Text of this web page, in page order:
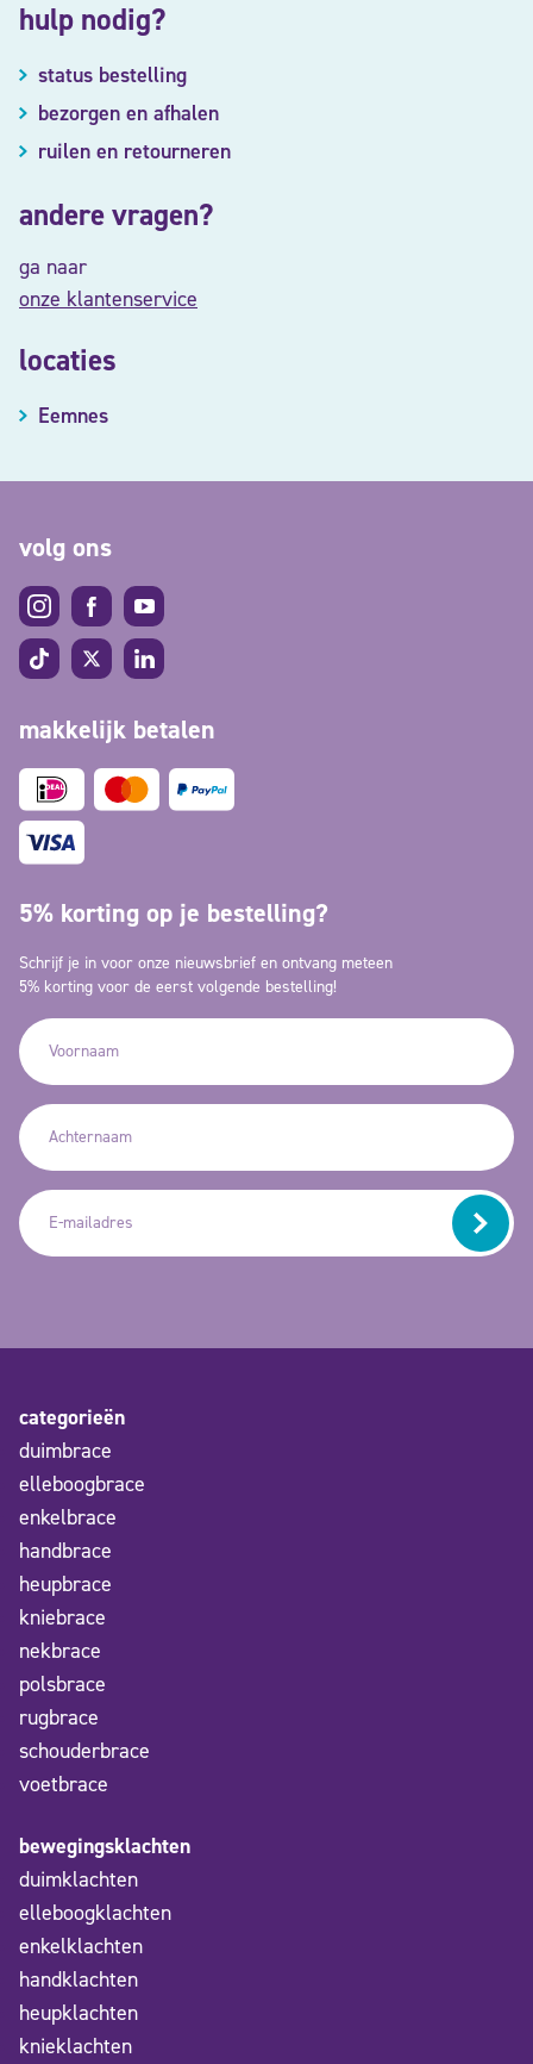
hulp nodig?
status bestelling
bezorgen en afhalen
ruilen en retourneren
andere vragen?
ga naar
onze klantenservice
locaties
Eemnes
volg ons
makkelijk betalen
5% korting op je bestelling?
Schrijf je in voor onze nieuwsbrief en ontvang meteen
5% korting voor de eerst volgende bestelling!
categorieën
duimbrace
elleboogbrace
enkelbrace
handbrace
heupbrace
kniebrace
nekbrace
polsbrace
rugbrace
schouderbrace
voetbrace
bewegingsklachten
duimklachten
elleboogklachten
enkelklachten
handklachten
heupklachten
knieklachten